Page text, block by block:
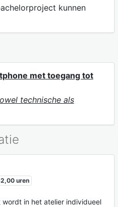
kunnen
met toegang tot
technische als
uren
wordt in het atelier individueel